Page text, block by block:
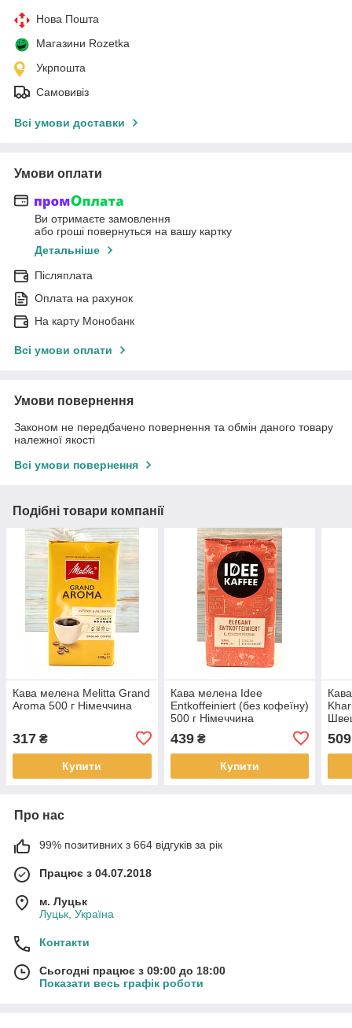
Нова Пошта
Магазини Rozetka
Укрпошта
Самовивіз
Всі умови доставки
Умови оплати
Ви отримаєте замовлення
або гроші повернуться на вашу картку
Детальніше
Післяплата
Оплата на рахунок
На карту Монобанк
Всі умови оплати
Умови повернення
Законом не передбачено повернення та обмін даного товару
належної якості
Всі умови повернення
Подібні товари компанії
Кава мелена Melitta Grand
Aroma 500 г Німеччина
317 ₴
Купити
Кава мелена Idee
Entkoffeiniert (без кофеїну)
500 г Німеччина
439₴
Купити
509
Про нас
99% позитивних з 664 відгуків за рік
Працює з 04.07.2018
м. Луцьк
Луцьк, Україна
Контакти
Сьогодні працює з 09:00 до 18:00
Показати весь графік роботи